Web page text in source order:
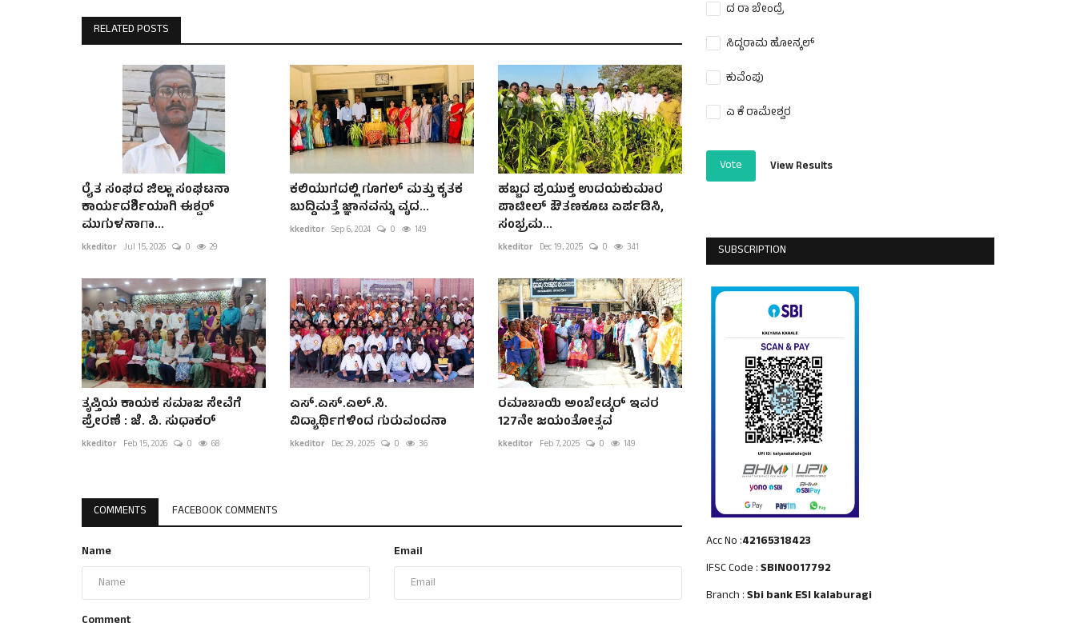
RELATED POSTS
ರೈತ ಸಂಘದ ಜಿಲ್ಲಾ ಸಂಘಟನಾ
ಕಾರ್ಯದರ್ಶಿಯಾಗಿ ಈಶ್ವ‌ರ್
ಮುಗುಳನಾಗಾ...
kkeditor Jul 15, 2026 0 29
ಕಲಿಯುಗದಲ್ಲಿ ಗೂಗಲ್ ಮತ್ತು ಕೃತಕ
ಬುದ್ದಿಮತ್ತೆ ಜ್ಞಾನವನ್ನು ವೃದ...
kkeditor Sep 6, 2024 0 149
ಹಬ್ಬದ ಪ್ರಯುಕ್ತ ಉದಯಕುಮಾರ
ಪಾಟೀಲ್ ಔತಣಕೂಟ ಏರ್ಪಡಿಸಿ,
ಸಂಭ್ರಮ...
kkeditor Dec 19, 2025 0 341
ತೃಪ್ತಿಯ ಕಾಯಕ ಸಮಾಜ ಸೇವೆಗೆ
ಪ್ರೇರಣೆ : ಜೆ. ಪಿ. ಸುಧಾಕರ್
kkeditor Feb 15, 2026 0 68
ಎಸ್.ಎಸ್.ಎಲ್.ಸಿ.
ವಿದ್ಯಾರ್ಥಿಗಳಿಂದ ಗುರುವಂದನಾ
kkeditor Dec 29, 2025 0 36
ರಮಾಬಾಯಿ ಅಂಬೇಡ್ಕರ್ ಇವರ
127ನೇ ಜಯಂತೋತ್ಸವ
kkeditor Feb 7, 2025 0 149
COMMENTS FACEBOOK COMMENTS
Name Email
ದ ರಾ ಬೇಂದ್ರೆ
ಸಿದ್ದರಾಮ ಹೋನ್ಕಲ್
ಕುವೆಂಪು
ಎ ಕೆ ರಾಮೇಶ್ವರ
Vote View Results
SUBSCRIPTION
Acc No :42165318423
IFSC Code :SBIN0017792
Branch :Sbi bank ESI kalaburagi